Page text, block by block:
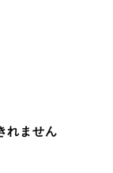
れません